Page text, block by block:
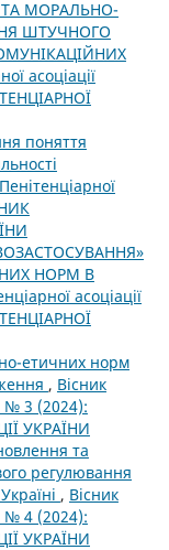
МОРАЛЬНО-
ШТУЧНОГО
асоціації
поняття
НОРМ В
асоціації
етичних норм
, Вісник
№ 3 (2024):
УКРАЇНИ
та
регулювання
, Вісник
№ 4 (2024):
УКРАЇНИ